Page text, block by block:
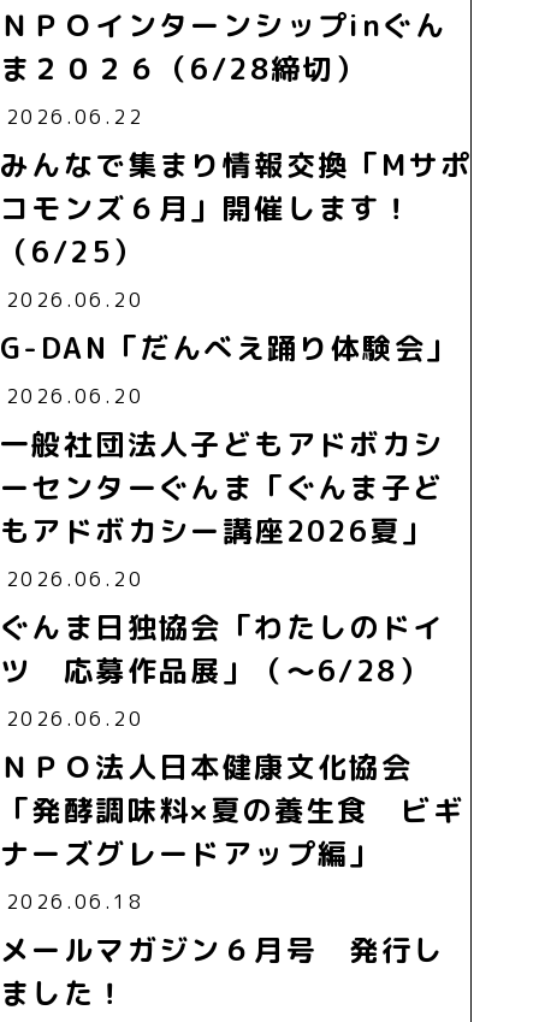
ＮＰＯインターンシップinぐん
ま２０２６（6/28締切）
2026.06.22
みんなで集まり情報交換「Mサポ
コモンズ６月」開催します！
（6/25）
2026.06.20
G-DAN「だんべえ踊り体験会」
2026.06.20
一般社団法人子どもアドボカシ
ーセンターぐんま「ぐんま子ど
もアドボカシー講座2026夏」
2026.06.20
ぐんま日独協会「わたしのドイ
ツ 応募作品展」（～6/28）
2026.06.20
ＮＰＯ法人日本健康文化協会
「発酵調味料×夏の養生食 ビギ
ナーズグレードアップ編」
2026.06.18
メールマガジン６月号 発行し
ました！